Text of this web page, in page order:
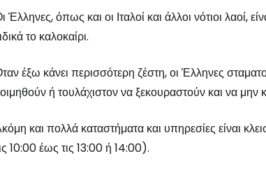
Έλληνες, όπως και οι Ιταλοί και άλλοι νότιοι λαοί,
το καλοκαίρι.
έξω κάνει περισσότερη ζέστη, οι Έλληνες
ή τουλάχιστον να ξεκουραστούν και να μην
και πολλά καταστήματα και υπηρεσίες είναι
10:00 έως τις 13:00 ή 14:00).